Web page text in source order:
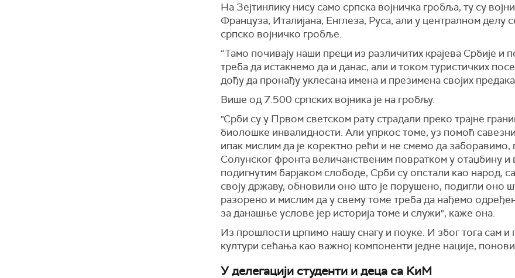
На Зејтинлику нису само српска војничка гробља, ту су
Француза, Италијана, Енглеза, Руса, али у централном делу
српско војничко гробље.
“Тамо почивају наши преци из различитих крајева Србије и
треба да истакнемо да и данас, али и током туристичких
дођу да пронађу уклесана имена и презимена својих
Више од 7.500 српских војника је на гробљу.
"Срби суу Првом светском рату страдали преко трајне
биолошке инвалидности. Али упркос томе, уз помоћ
ипак мислим да је коректно рећи и не смемо да заборавимо,
Солунског фронта величанственим повратком у отаџбину и
подигнутим барјаком слободе, Срби су опстали као народ,
своју државу, обновили оно што је порушено, подигли оно
разорено и мислим да у свему томе треба да нађемо
за данашње услове јер историја томе и служи", каже она.
Из прошлости црпимо нашу снагу и поуке. И због тога сам и
култури сећања као важној компоненти једне нације,
У делегацији студенти и деца са КиМ